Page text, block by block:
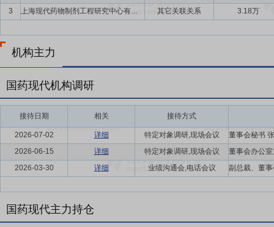
3 上海现代药物制剂工程研究中心有限公司 其它关联关系 3.18万
机构主力
国药现代机构调研
接待日期 相关 接待方式
2026-07-02 详细
特定对象调研,现场会议
2026-06-15
详细
特定对象调研,现场会议
2026-03-30
详细 业绩沟通会,电话会议
国药现代主力持仓